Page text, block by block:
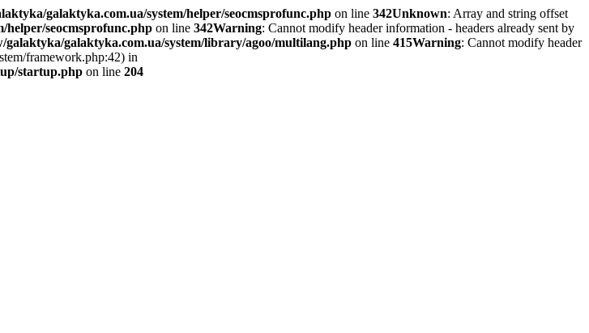
galaktyka.com.ua/system/helper/seocmsprofunc.php on line 342Unknown: Array and string offset
helper/seocmsprofunc.php on line 342Warning: Cannot modify header information - headers already sent by
galaktyka/galaktyka.com.ua/system/library/agoo/multilang.php on line 415Warning: Cannot modify header
framework.php:42) in
startup.php on line 204